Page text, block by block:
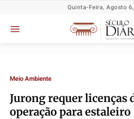
Quinta-Feira, Agosto
Meio Ambiente
Jurong requer licenças
operação para estaleiro